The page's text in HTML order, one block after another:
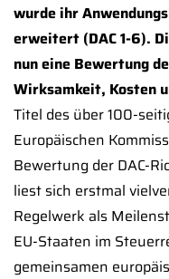
wurde ihr
erweitert (DAC 1-6).
nun eine Bewertung
Wirksamkeit, Kosten
Titel des über 100-
Europäischen
Bewertung der DAC-
liest sich erstmal
Regelwerk als
EU-Staaten im
gemeinsamen